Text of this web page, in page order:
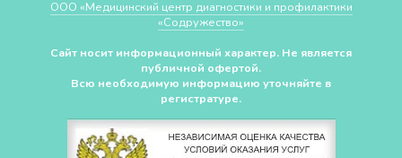
ООО «Медицинский центр диагностики и профилактики
«Cодружество»
Сайт носит информационный характер. Не является
публичной офертой.
Всю необходимую информацию уточняйте в
регистратуре.